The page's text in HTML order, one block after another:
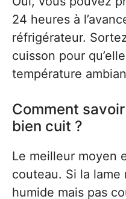
24 heures à
réfrigérateur.
cuisson pour
température
Comment
bien cuit ?
Le meilleur moyen
couteau. Si la
humide mais pas